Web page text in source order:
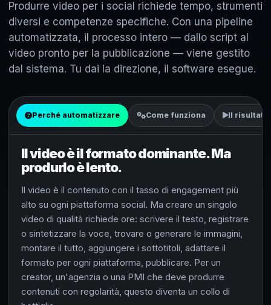
Produrre video per i social richiede tempo, strumenti
diversi e competenze specifiche. Con una pipeline
automatizzata, il processo intero — dallo script al
video pronto per la pubblicazione — viene gestito
dal sistema. Tu dai la direzione, il software esegue.
Perché automatizzare Come funziona Il risultato
Il video è il formato dominante. Ma
produrlo è lento.
Il video è il contenuto con il tasso di engagement più
alto su ogni piattaforma social. Ma creare un singolo
video di qualità richiede ore: scrivere il testo, registrare
o sintetizzare la voce, trovare o generare le immagini,
montare il tutto, aggiungere i sottotitoli, adattare il
formato per ogni piattaforma, pubblicare. Per un
creator, un'agenzia o una PMI che deve produrre
contenuti con regolarità, questo diventa un collo di